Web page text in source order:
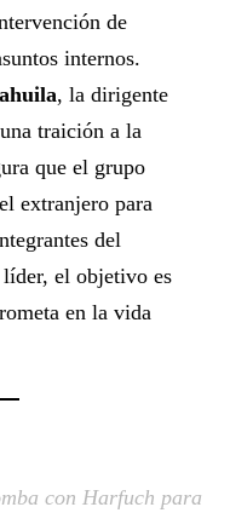
de
internos.
, la dirigente
traición a la
que el grupo
extranjero para
del
el objetivo es
en la vida
con Harfuch para